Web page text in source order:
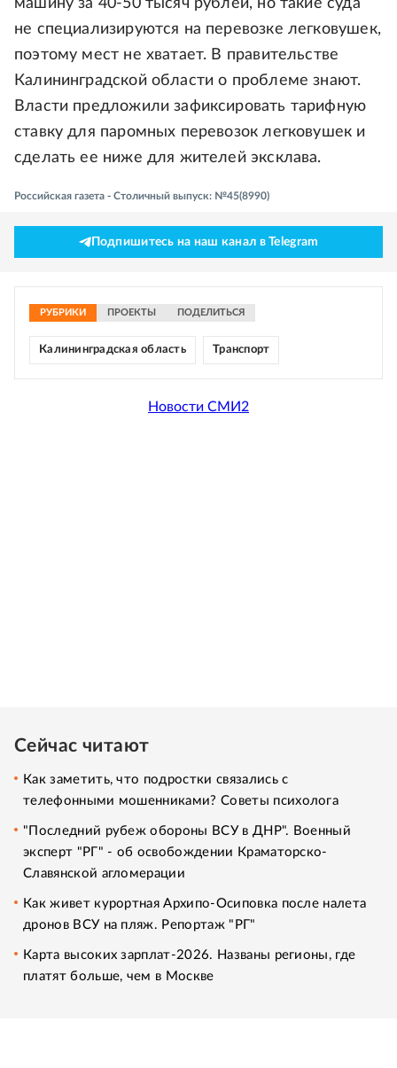
машину за 40-50 тысяч рублей, но такие суда
не специализируются на перевозке легковушек,
поэтому мест не хватает. В правительстве
Калининградской области о проблеме знают.
Власти предложили зафиксировать тарифную
ставку для паромных перевозок легковушек и
сделать ее ниже для жителей эксклава.
Российская газета - Столичный выпуск: №45(8990)
Подпишитесь на наш канал в Telegram
РУБРИКИ ПРОЕКТЫ ПОДЕЛИТЬСЯ
Калининградская область Транспорт
Новости СМИ2
Сейчас читают
Как заметить, что подростки связались с
телефонными мошенниками? Советы психолога
"Последний рубеж обороны ВСУ в ДНР". Военный
эксперт "РГ" - об освобождении Краматорско-
Славянской агломерации
Как живет курортная Архипо-Осиповка после налета
дронов ВСУ на пляж. Репортаж "РГ"
Карта высоких зарплат-2026. Названы регионы, где
платят больше, чем в Москве